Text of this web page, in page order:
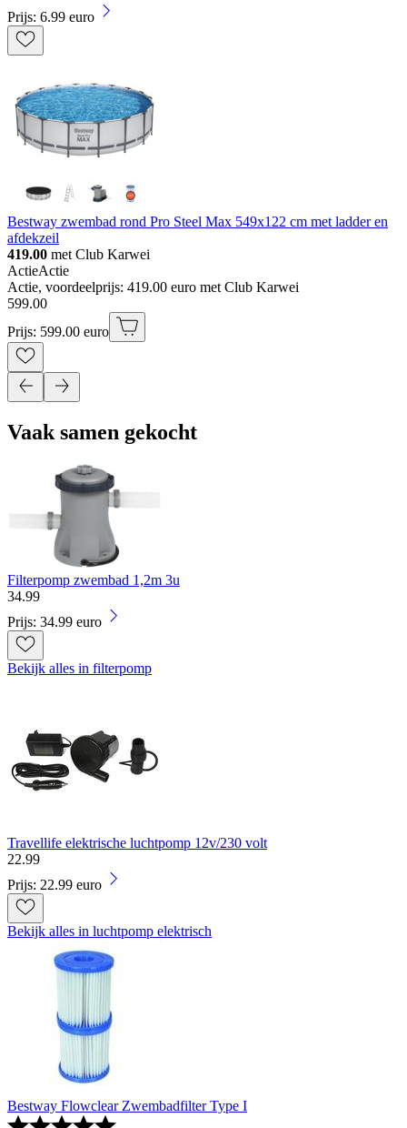
Prijs: 6.99 euro
Bestway zwembad rond Pro Steel Max 549x122 cm met ladder en
afdekzeil
419.00 met Club Karwei
ActieActie
Actie, voordeelprijs: 419.00 euro met Club Karwei
599.00
Prijs: 599.00 euro
Vaak samen gekocht
Filterpomp zwembad 1,2m 3u
34.99
Prijs: 34.99 euro
Bekijk alles in filterpomp
Travellife elektrische luchtpomp 12v/230 volt
22.99
Prijs: 22.99 euro
Bekijk alles in luchtpomp elektrisch
Bestway Flowclear Zwembadfilter Type I